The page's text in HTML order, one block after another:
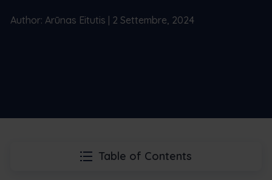
Author: Arūnas Eitutis | 2 Settembre, 2024
Table of Contents